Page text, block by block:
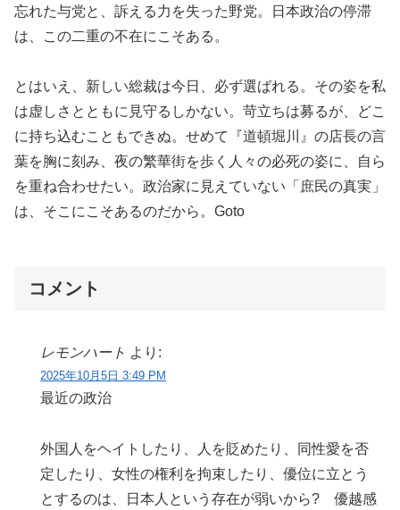
忘れた与党と、訴える力を失った野党。日本政治の停滞
は、この二重の不在にこそある。
とはいえ、新しい総裁は今日、必ず選ばれる。その姿を私
は虚しさとともに見守るしかない。苛立ちは募るが、どこ
に持ち込むこともできぬ。せめて『道頓堀川』の店長の言
葉を胸に刻み、夜の繁華街を歩く人々の必死の姿に、自ら
を重ね合わせたい。政治家に見えていない「庶民の真実」
は、そこにこそあるのだから。Goto
コメント
レモンハート より:
2025年10月5日 3:49 PM
最近の政治
外国人をヘイトしたり、人を貶めたり、同性愛を否
定したり、女性の権利を拘束したり、優位に立とう
とするのは、日本人という存在が弱いから? 優越感